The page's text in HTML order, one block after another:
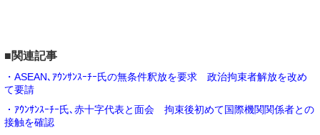
■関連記事
・ASEAN､ｱｳﾝｻﾝｽｰﾁｰ氏の無条件釈放を要求 政治拘束者解放を改め
て要請
・ｱｳﾝｻﾝｽｰﾁｰ氏､赤十字代表と面会 拘束後初めて国際機関関係者との
接触を確認